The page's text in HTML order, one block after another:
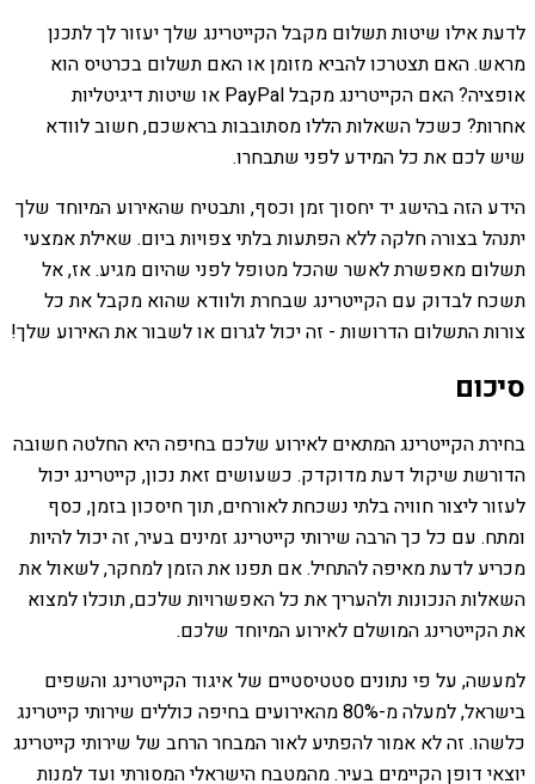
לדעת אילו שיטות תשלום מקבל הקייטרינג שלך יעזור לך לתכנן
מראש. האם תצטרכו להביא מזומן או האם תשלום בכרטיס הוא
אופציה? האם הקייטרינג מקבל PayPal או שיטות דיגיטליות
אחרות? כשכל השאלות הללו מסתובבות בראשכם, חשוב לוודא
שיש לכם את כל המידע לפני שתבחרו.
הידע הזה בהישג יד יחסוך זמן וכסף, ותבטיח שהאירוע המיוחד שלך
יתנהל בצורה חלקה ללא הפתעות בלתי צפויות ביום. שאילת אמצעי
תשלום מאפשרת לאשר שהכל מטופל לפני שהיום מגיע. אז, אל
תשכח לבדוק עם הקייטרינג שבחרת ולוודא שהוא מקבל את כל
צורות התשלום הדרושות - זה יכול לגרום או לשבור את האירוע שלך!
סיכום
בחירת הקייטרינג המתאים לאירוע שלכם בחיפה היא החלטה חשובה
הדורשת שיקול דעת מדוקדק. כשעושים זאת נכון, קייטרינג יכול
לעזור ליצור חוויה בלתי נשכחת לאורחים, תוך חיסכון בזמן, כסף
ומתח. עם כל כך הרבה שירותי קייטרינג זמינים בעיר, זה יכול להיות
מכריע לדעת מאיפה להתחיל. אם תפנו את הזמן למחקר, לשאול את
השאלות הנכונות ולהעריך את כל האפשרויות שלכם, תוכלו למצוא
את הקייטרינג המושלם לאירוע המיוחד שלכם.
למעשה, על פי נתונים סטטיסטיים של איגוד הקייטרינג והשפים
בישראל, למעלה מ-80% מהאירועים בחיפה כוללים שירותי קייטרינג
כלשהו. זה לא אמור להפתיע לאור המבחר הרחב של שירותי קייטרינג
יוצאי דופן הקיימים בעיר. מהמטבח הישראלי המסורתי ועד למנות